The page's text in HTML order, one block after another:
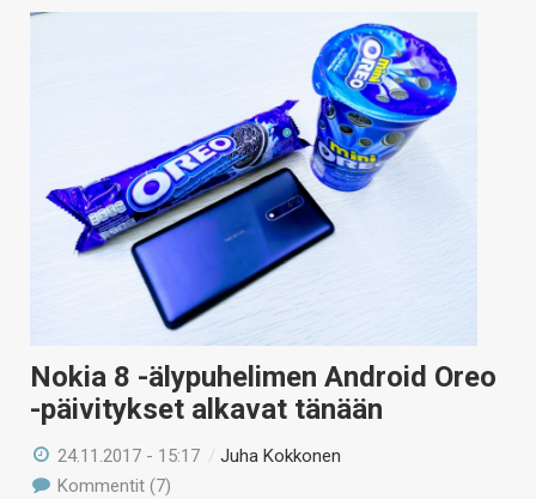
Nokia 8 -älypuhelimen Android Oreo
-päivitykset alkavat tänään
24.11.2017 - 15:17 /Juha Kokkonen
Kommentit (7)